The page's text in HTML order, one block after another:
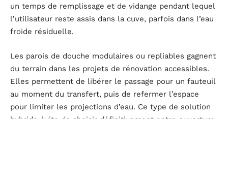
un temps de remplissage et de vidange pendant lequel
l’utilisateur reste assis dans la cuve, parfois dans l’eau
froide résiduelle.
Les parois de douche modulaires ou repliables gagnent
du terrain dans les projets de rénovation accessibles.
Elles permettent de libérer le passage pour un fauteuil
au moment du transfert, puis de refermer l’espace
pour limiter les projections d’eau. Ce type de solution
hybride évite de choisir définitivement entre ouverture